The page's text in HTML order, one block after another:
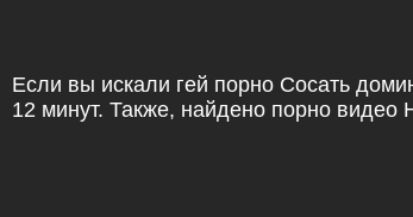
Если вы искали гей порно Сосать
12 минут. Также, найдено порно видео